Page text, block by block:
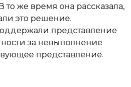
же время она рассказала,
это решение.
представление
за невыполнение
представление.